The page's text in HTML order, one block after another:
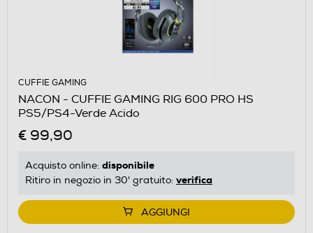
CUFFIE GAMING
NACON - CUFFIE GAMING RIG 600 PRO HS
PS5/PS4-Verde Acido
€ 99,90
Acquisto online: disponibile
Ritiro in negozio in 30' gratuito: verifica
AGGIUNGI